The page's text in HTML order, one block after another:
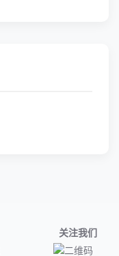
关注我们